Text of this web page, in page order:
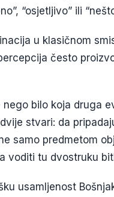
“osjetljivo” ili
u klasičnom
često
nego bilo koja druga
stvari: da
samo predmetom
voditi tu dvostruku
usamljenost